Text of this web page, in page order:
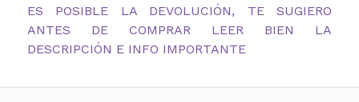
ES POSIBLE LA DEVOLUCIÓN, TE SUGIERO
ANTES DE COMPRAR LEER BIEN LA
DESCRIPCIÓN E INFO IMPORTANTE